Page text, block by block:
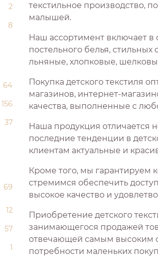
2
8
64
156
37
69
12
57
1
текстильное производство,
малышей.
Наш ассортимент включает в
постельного белья,
льняные, хлопковые,
Покупка детского текстиля
магазинов, интернет-
качества, выполненные с
Наша продукция отличается
последние тенденции в
клиентам актуальные и
Кроме того, мы гарантируем
стремимся обеспечить
высокое качество и
Приобретение детского
занимающегося продажей
отвечающей самым высоким
потребности маленьких